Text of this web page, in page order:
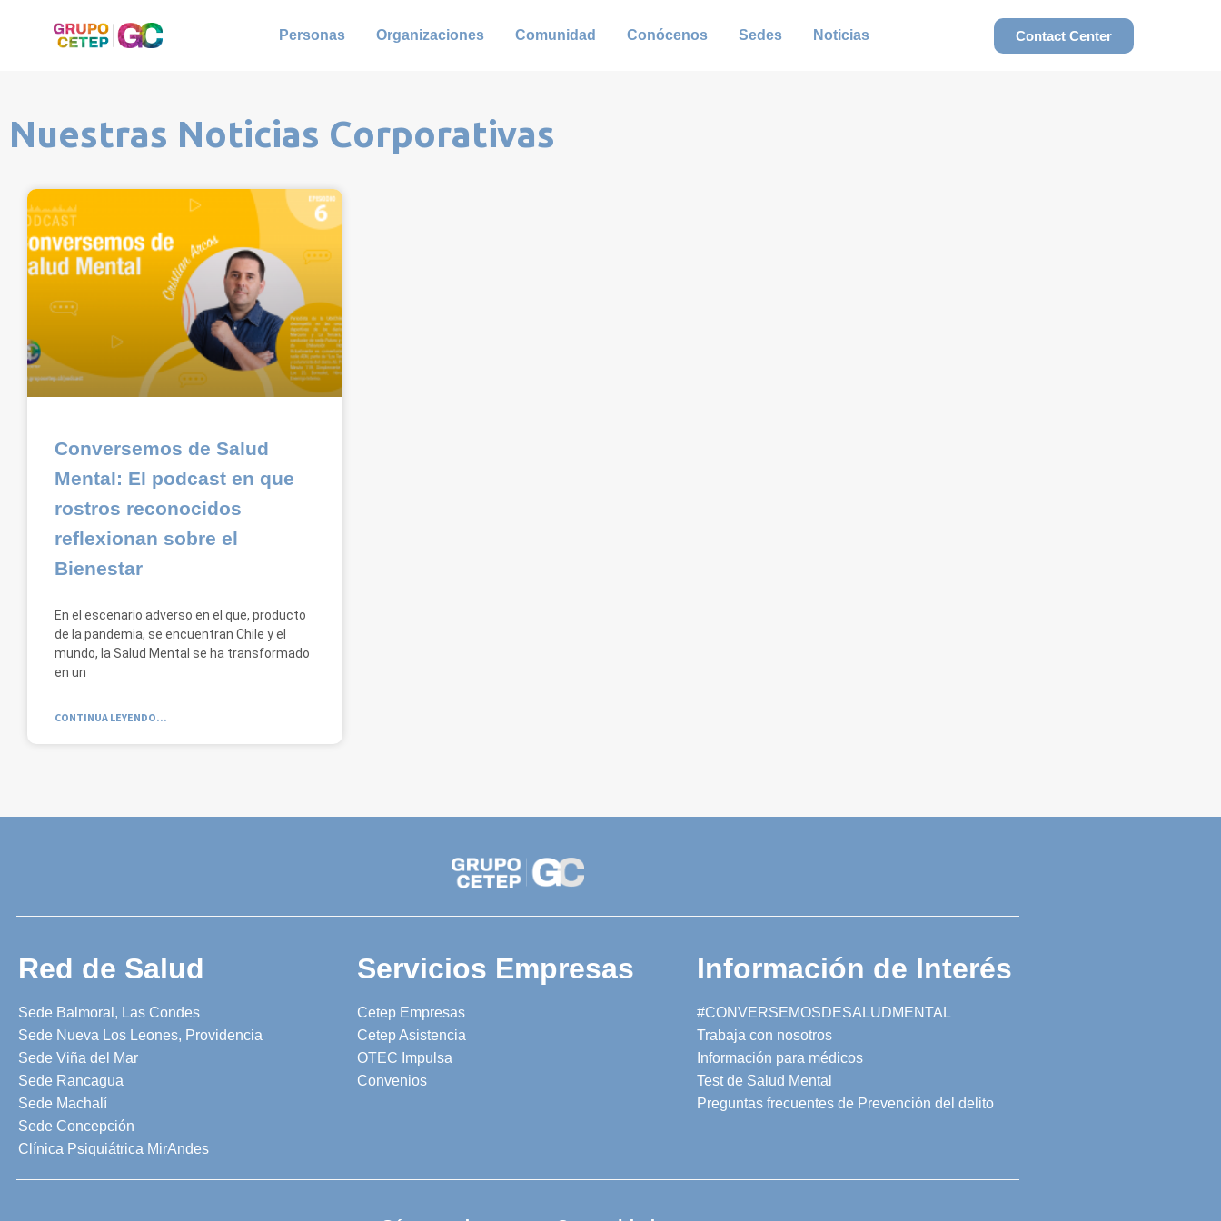
Personas Organizaciones Comunidad Conócenos Sedes Noticias Contact Center
Nuestras Noticias Corporativas
Conversemos de Salud
Mental: El podcast en que
rostros reconocidos
reflexionan sobre el
Bienestar
En el escenario adverso en el que, producto
de la pandemia, se encuentran Chile y el
mundo, la Salud Mental se ha transformado
en un
CONTINUA LEYENDO...
Red de Salud
Sede Balmoral, Las Condes
Sede Nueva Los Leones, Providencia
Sede Viña del Mar
Sede Rancagua
Sede Machalí
Sede Concepción
Clínica Psiquiátrica MirAndes
Servicios Empresas
Cetep Empresas
Cetep Asistencia
OTEC Impulsa
Convenios
Información de Interés
#CONVERSEMOSDESALUDMENTAL
Trabaja con nosotros
Información para médicos
Test de Salud Mental
Preguntas frecuentes de Prevención del delito